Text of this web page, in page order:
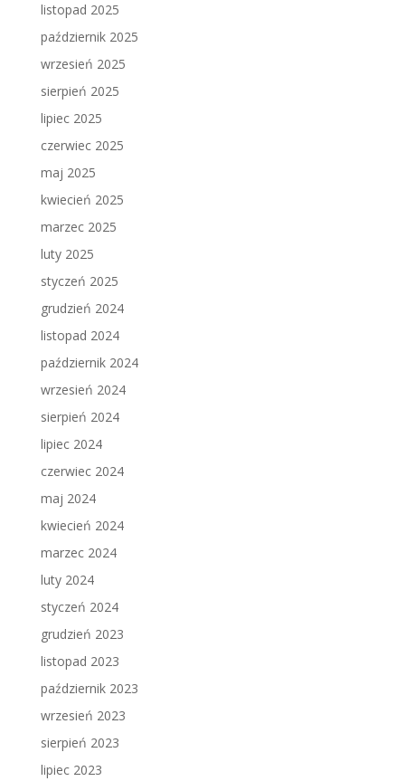
listopad 2025
październik 2025
wrzesień 2025
sierpień 2025
lipiec 2025
czerwiec 2025
maj 2025
kwiecień 2025
marzec 2025
luty 2025
styczeń 2025
grudzień 2024
listopad 2024
październik 2024
wrzesień 2024
sierpień 2024
lipiec 2024
czerwiec 2024
maj 2024
kwiecień 2024
marzec 2024
luty 2024
styczeń 2024
grudzień 2023
listopad 2023
październik 2023
wrzesień 2023
sierpień 2023
lipiec 2023